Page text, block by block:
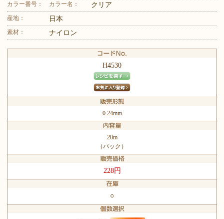
カラー番号： カラー名： クリア
産地： 日本
素材： ナイロン
H4530
0.24mm
20m
（パック）
228円
○